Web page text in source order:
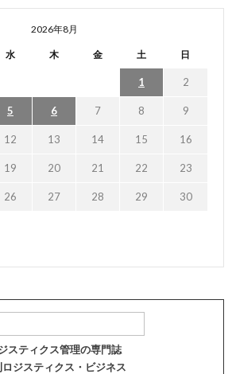
2026年8月
水 木 金 土 日
1 2
5 6 7 8 9
12 13 14 15 16
19 20 21 22 23
26 27 28 29 30
スティクス管理の専門誌
ロジスティクス・ビジネス